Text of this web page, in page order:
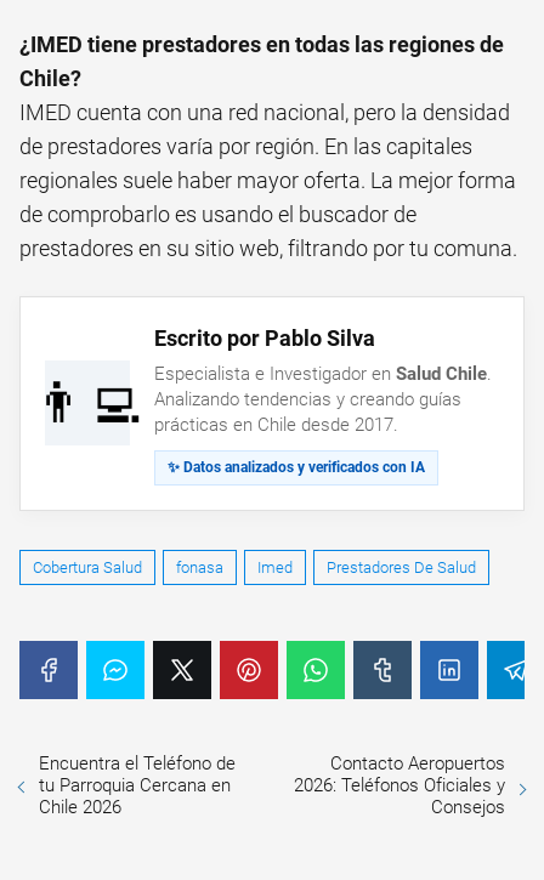
¿IMED tiene prestadores en todas las regiones de
Chile?
IMED cuenta con una red nacional, pero la densidad
de prestadores varía por región. En las capitales
regionales suele haber mayor oferta. La mejor forma
de comprobarlo es usando el buscador de
prestadores en su sitio web, filtrando por tu comuna.
👨‍💻
Escrito por Pablo Silva
Especialista e Investigador en Salud Chile.
Analizando tendencias y creando guías
prácticas en Chile desde 2017.
✨ Datos analizados y verificados con IA
Cobertura Salud fonasa Imed Prestadores De Salud
Encuentra el Teléfono de
tu Parroquia Cercana en
Chile 2026
Contacto Aeropuertos
2026: Teléfonos Oficiales y
Consejos